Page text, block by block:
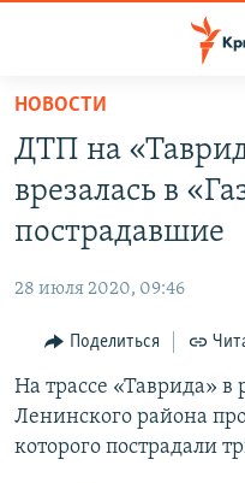
Вернуться
основному
содержанию
Вернутся
главной
Вернутся
поиску
СПЕЦПРОЕКТЫ
11 ЛЕТ ОККУПАЦИИ
ВОДА
ЕЩЕ
ИНТЕРАКТИВ
ИНФОГРАФИКА
ТЕЛЕПРОЕКТ КРЫМ.РЕАЛИИ
РАДІО СВОБОДА
КАК ОБОЙТИ
Українською
НОВОСТИ
ДТП на
врезалась в
пострадавшие
28 июля 2020, 09:46
Поделиться
На трассе «Таврида»
Ленинского района
которого пострадали